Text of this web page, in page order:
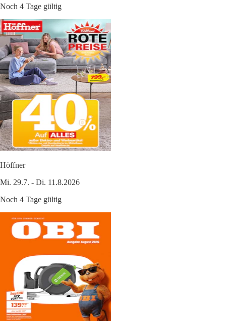
Noch 4 Tage gültig
Höffner
Mi. 29.7. - Di. 11.8.2026
Noch 4 Tage gültig